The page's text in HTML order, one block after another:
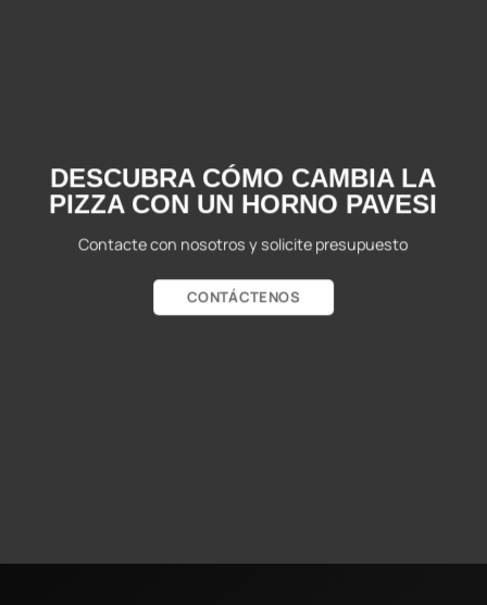
DESCUBRA CÓMO CAMBIA LA
PIZZA CON UN HORNO PAVESI
Contacte con nosotros y solicite presupuesto
CONTÁCTENOS